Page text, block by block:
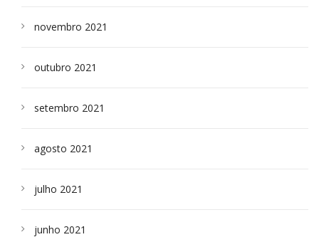
novembro 2021
outubro 2021
setembro 2021
agosto 2021
julho 2021
junho 2021